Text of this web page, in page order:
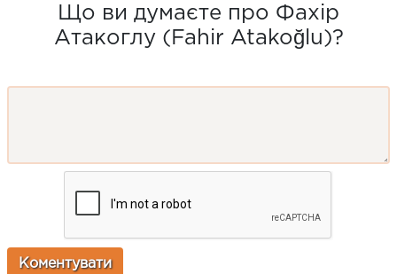
Що ви думаєте про Фахір
Атакоглу (Fahir Atakoğlu)?